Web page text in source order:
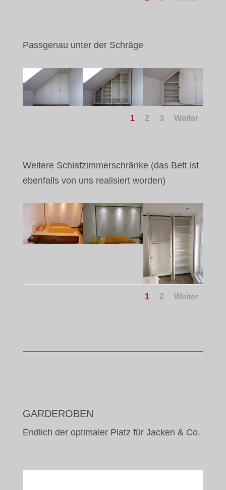
Passgenau unter der Schräge
1 2 3 Weiter
Weitere Schlafzimmerschränke (das Bett ist
ebenfalls von uns realisiert worden)
1 2 Weiter
GARDEROBEN
Endlich der optimaler Platz für Jacken & Co.